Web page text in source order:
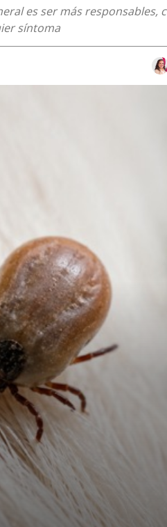
es ser más
síntoma